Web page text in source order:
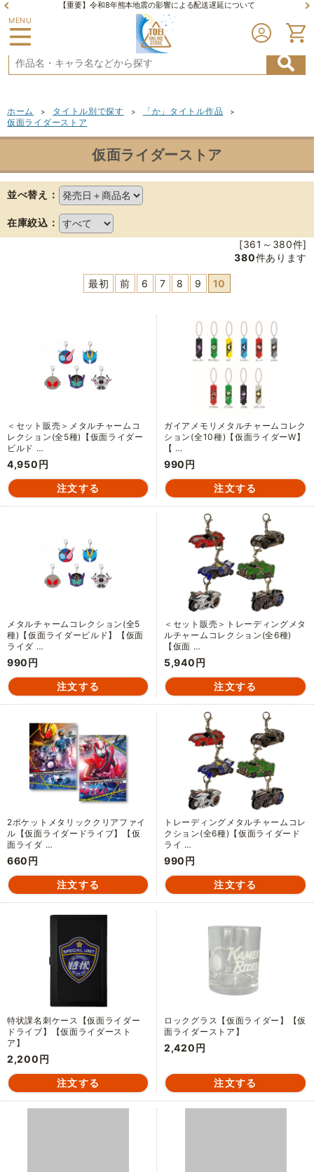
【重要】令和8年熊本地震の影響による配送遅延について
MENU
ホーム > タイトル別で探す > 「か」タイトル作品 >
仮面ライダーストア
仮面ライダーストア
並べ替え：
在庫絞込：
[361～380件]
380件あります
最初 前 6 7 8 9 10
＜セット販売＞メタルチャームコ
レクション(全5種)【仮面ライダー
ビルド …
4,950円
ガイアメモリメタルチャームコレク
ション(全10種)【仮面ライダーW】
【 …
990円
メタルチャームコレクション(全5
種)【仮面ライダービルド】【仮面
ライダ …
990円
＜セット販売＞トレーディングメタ
ルチャームコレクション(全6種)
【仮面 …
5,940円
2ポケットメタリッククリアファイ
ル【仮面ライダードライブ】【仮
面ライダ …
660円
トレーディングメタルチャームコレ
クション(全6種)【仮面ライダード
ライ …
990円
特状課名刺ケース【仮面ライダー
ドライブ】【仮面ライダースト
ア】
2,200円
ロックグラス【仮面ライダー】【仮
面ライダーストア】
2,420円